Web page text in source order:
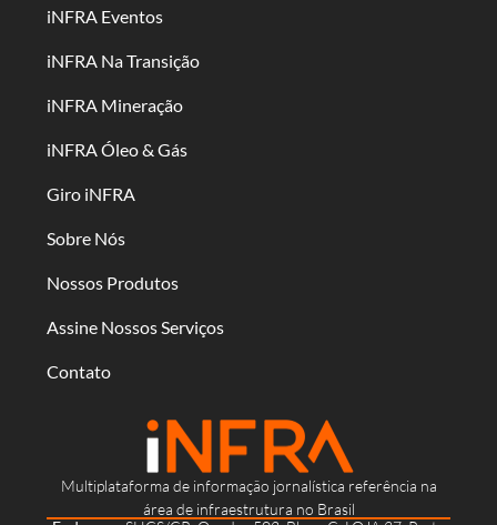
Multiplataforma de informação jornalística referência na
área de infraestrutura no Brasil
iNFRA Eventos
iNFRA Na Transição
iNFRA Mineração
iNFRA Óleo & Gás
Giro iNFRA
Sobre Nós
Nossos Produtos
Assine Nossos Serviços
Contato